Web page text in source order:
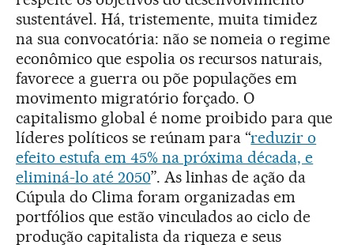
sustentável. Há, tristemente, muita timidez
na sua convocatória: não se nomeia o regime
econômico que espolia os recursos naturais,
favorece a guerra ou põe populações em
movimento migratório forçado. O
capitalismo global é nome proibido para que
líderes políticos se reúnam para “reduzir o
efeito estufa em 45% na próxima década, e
eliminá-lo até 2050”. As linhas de ação da
Cúpula do Clima foram organizadas em
portfólios que estão vinculados ao ciclo de
produção capitalista da riqueza e seus